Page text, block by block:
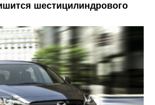
шестицилиндрового